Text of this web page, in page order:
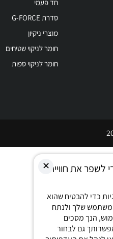
חד פעמי
סדרת G-FORCE
מוצרי ניקיון
חומר לניקוי שטיחים
חומר לניקוי ספות
✕לשפר את חוויית
כדי להבטיח שהוא
שלך ולנתח
הנך מסכים
גם לבחור